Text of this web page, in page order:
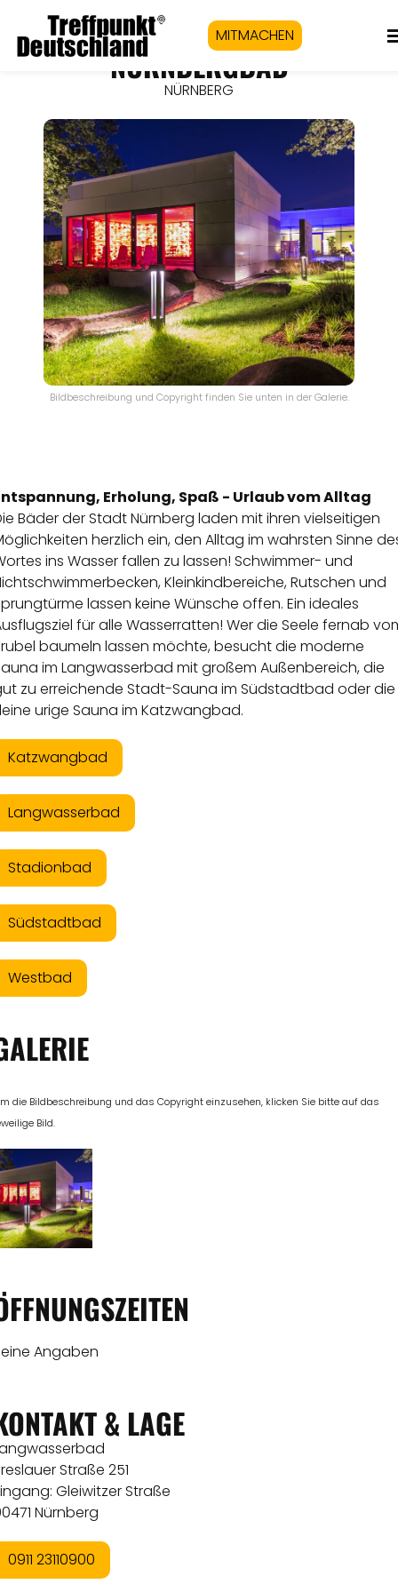
MITMACHEN
NÜRNBERGBAD
NÜRNBERG
Bildbeschreibung und Copyright finden Sie unten in der Galerie.
Erholung, Spaß - Urlaub vom Alltag
Bäder der Stadt Nürnberg laden mit ihren vielseitigen
herzlich ein, den Alltag im wahrsten Sinne
ins Wasser fallen zu lassen! Schwimmer- und
Kleinkindbereiche, Rutschen und
lassen keine Wünsche offen. Ein ideales
für alle Wasserratten! Wer die Seele fernab
baumeln lassen möchte, besucht die moderne
im Langwasserbad mit großem Außenbereich, die
zu erreichende Stadt-Sauna im Südstadtbad oder die
urige Sauna im Katzwangbad.
Katzwangbad
Langwasserbad
Stadionbad
Südstadtbad
Westbad
die Bildbeschreibung und das Copyright einzusehen, klicken Sie bitte auf das
Bild.
Angaben
& LAGE
Straße 251
Gleiwitzer Straße
Nürnberg
0911 23110900